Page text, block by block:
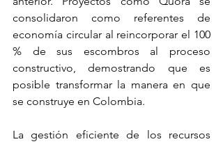
consolidaron como referentes de
economía circular al reincorporar el 100
% de sus escombros al proceso
constructivo, demostrando que es
posible transformar la manera en que
se construye en Colombia.
La gestión eficiente de los recursos